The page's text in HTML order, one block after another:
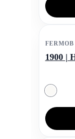
FERMOB
1900 |